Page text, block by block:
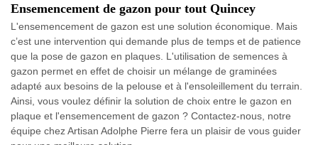
Ensemencement de gazon pour tout Quincey
L'ensemencement de gazon est une solution économique. Mais
c’est une intervention qui demande plus de temps et de patience
que la pose de gazon en plaques. L'utilisation de semences à
gazon permet en effet de choisir un mélange de graminées
adapté aux besoins de la pelouse et à l'ensoleillement du terrain.
Ainsi, vous voulez définir la solution de choix entre le gazon en
plaque et l'ensemencement de gazon ? Contactez-nous, notre
équipe chez Artisan Adolphe Pierre fera un plaisir de vous guider